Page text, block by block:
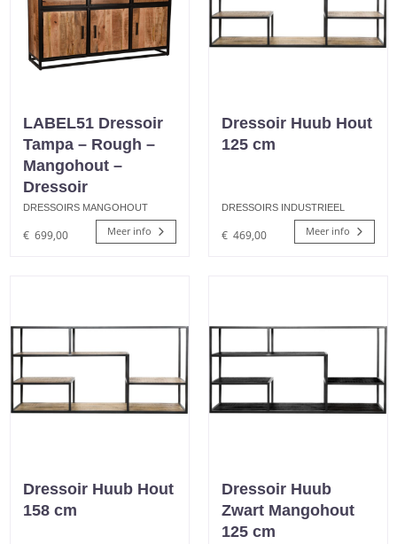
LABEL51 Dressoir
Tampa – Rough –
Mangohout –
Dressoir
DRESSOIRS MANGOHOUT
€ 699,00 Meer info
Dressoir Huub Hout
125 cm
DRESSOIRS INDUSTRIEEL
€ 469,00 Meer info
Dressoir Huub Hout
158 cm
Dressoir Huub
Zwart Mangohout
125 cm